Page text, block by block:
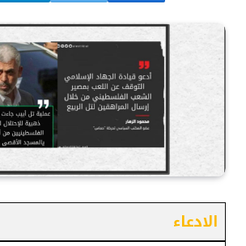
الادعاء